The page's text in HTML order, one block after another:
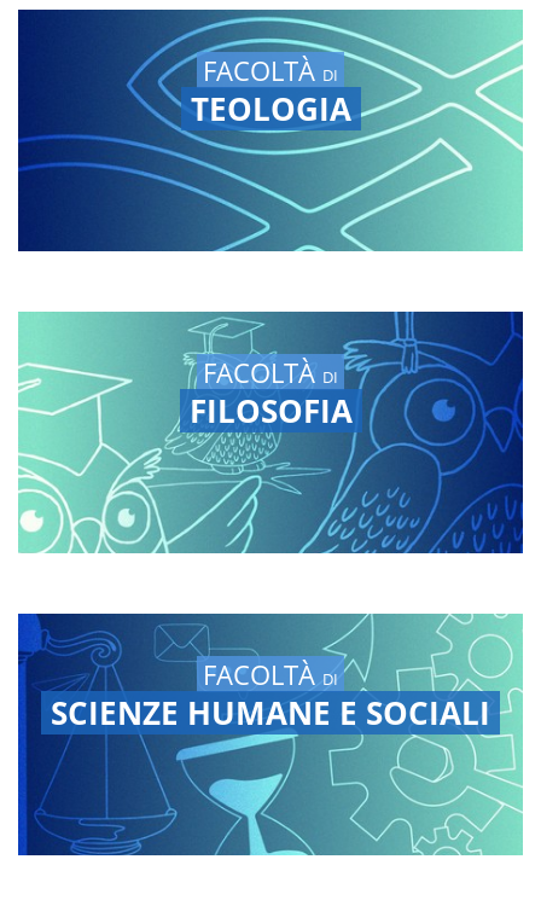
FACOLTÀ DI
TEOLOGIA
FACOLTÀ DI
FILOSOFIA
FACOLTÀ DI
SCIENZE HUMANE E SOCIALI